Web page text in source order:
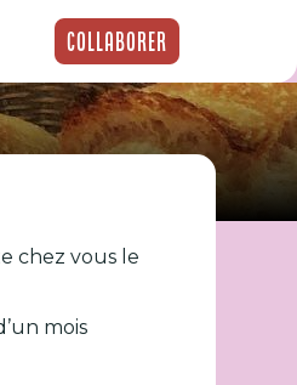
Collaborer
!
chez vous le
mois